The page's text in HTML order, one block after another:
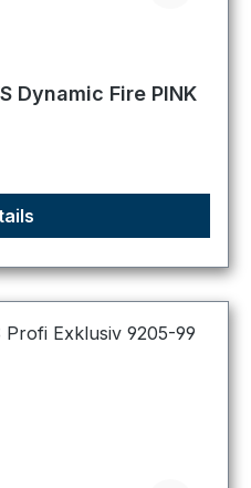
von 5 von 5 Sternen
Dynamic Fire PINK